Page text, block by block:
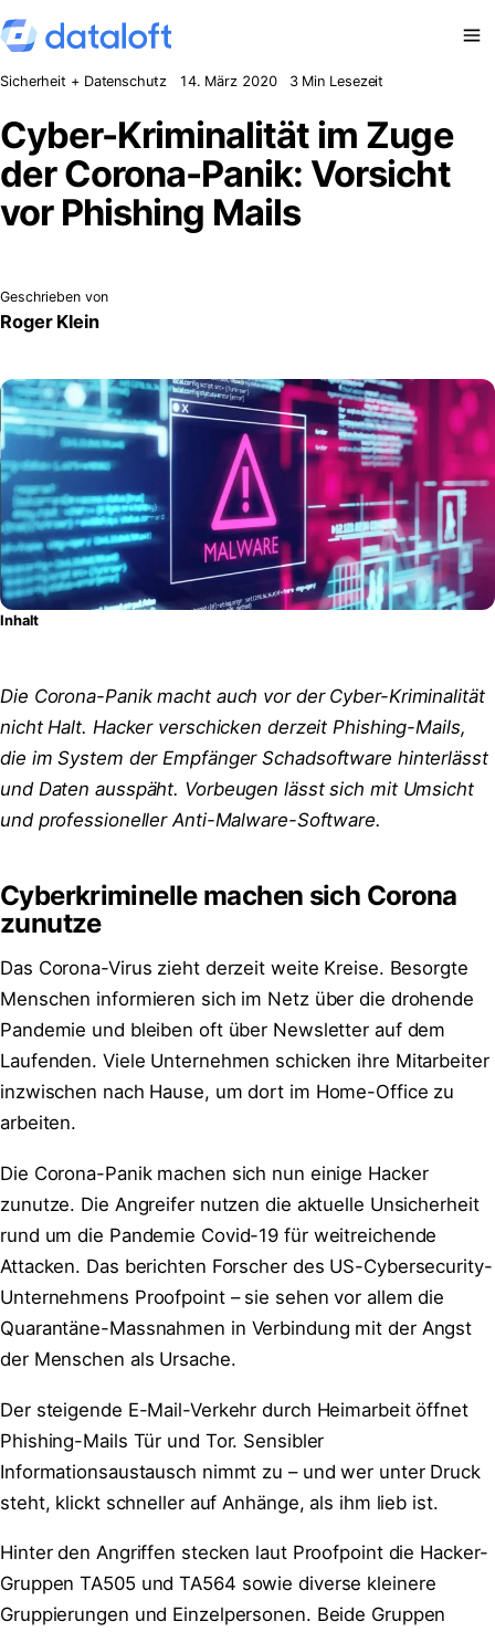
Zum Inhalt springen
Sicherheit + Datenschutz 14. März 2020 3 Min Lesezeit
Cyber-Kriminalität im Zuge
der Corona-Panik: Vorsicht
vor Phishing Mails
Geschrieben von
Roger Klein
Inhalt
Die Corona-Panik macht auch vor der Cyber-Kriminalität
nicht Halt. Hacker verschicken derzeit Phishing-Mails,
die im System der Empfänger Schadsoftware hinterlässt
und Daten ausspäht. Vorbeugen lässt sich mit Umsicht
und professioneller Anti-Malware-Software.
Cyberkriminelle machen sich Corona
zunutze
Das Corona-Virus zieht derzeit weite Kreise. Besorgte
Menschen informieren sich im Netz über die drohende
Pandemie und bleiben oft über Newsletter auf dem
Laufenden. Viele Unternehmen schicken ihre Mitarbeiter
inzwischen nach Hause, um dort im Home-Office zu
arbeiten.
Die Corona-Panik machen sich nun einige Hacker
zunutze. Die Angreifer nutzen die aktuelle Unsicherheit
rund um die Pandemie Covid-19 für weitreichende
Attacken. Das berichten Forscher des US-Cybersecurity-
Unternehmens Proofpoint – sie sehen vor allem die
Quarantäne-Massnahmen in Verbindung mit der Angst
der Menschen als Ursache.
Der steigende E-Mail-Verkehr durch Heimarbeit öffnet
Phishing-Mails Tür und Tor. Sensibler
Informationsaustausch nimmt zu – und wer unter Druck
steht, klickt schneller auf Anhänge, als ihm lieb ist.
Hinter den Angriffen stecken laut Proofpoint die Hacker-
Gruppen TA505 und TA564 sowie diverse kleinere
Gruppierungen und Einzelpersonen. Beide Gruppen